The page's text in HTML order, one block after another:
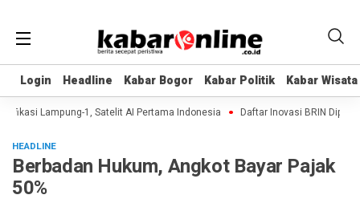
Login Headline Kabar Bogor Kabar Politik Kabar Wisata
Login Headline Kabar Bogor Kabar Politik Kabar Wisata
Lampung-1, Satelit AI Pertama Indonesia Daftar Inovasi BRIN
HEADLINE
Berbadan Hukum, Angkot Bayar Pajak
50%